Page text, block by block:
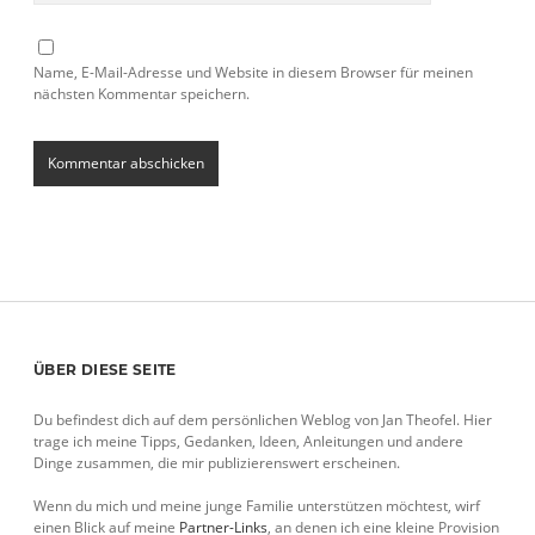
Name, E-Mail-Adresse und Website in diesem Browser für meinen
nächsten Kommentar speichern.
Sidebar
ÜBER DIESE SEITE
Du befindest dich auf dem persönlichen Weblog von Jan Theofel. Hier
trage ich meine Tipps, Gedanken, Ideen, Anleitungen und andere
Dinge zusammen, die mir publizierenswert erscheinen.
Wenn du mich und meine junge Familie unterstützen möchtest, wirf
einen Blick auf meine Partner-Links, an denen ich eine kleine Provision